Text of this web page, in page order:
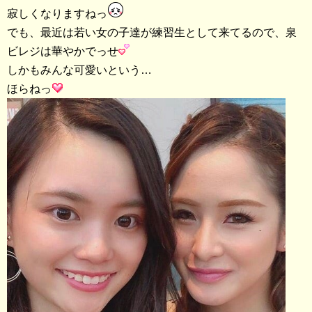
寂しくなりますねっ
でも、最近は若い女の子達が練習生として来てるので、泉
ビレジは華やかでっせ
しかもみんな可愛いという…
ほらねっ